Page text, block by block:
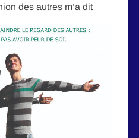
des autres m’a dit